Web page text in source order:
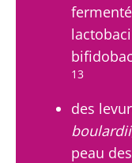
13
des
boulardii
peau